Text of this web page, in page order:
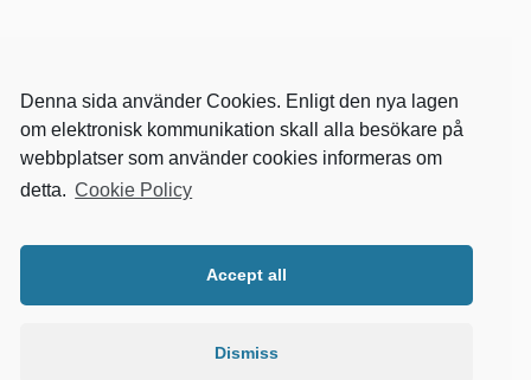
Denna sida använder Cookies. Enligt den nya lagen
om elektronisk kommunikation skall alla besökare på
webbplatser som använder cookies informeras om
detta. Cookie Policy
Accept all
Dismiss